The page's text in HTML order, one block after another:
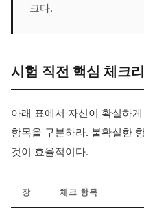
크다.
시험 직전 핵심 체크
아래 표에서 자신이 확실하
항목을 구분하라. 불확실한
것이 효율적이다.
장 체크 항목